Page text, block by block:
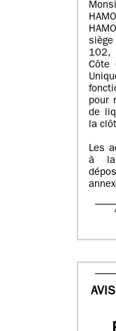
102,
Côte
pour
de
la
Les
à la